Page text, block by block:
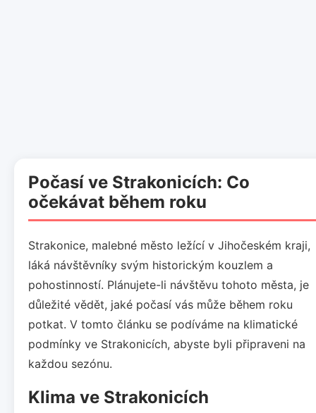
Počasí ve Strakonicích: Co
očekávat během roku
Strakonice, malebné město ležící v Jihočeském kraji,
láká návštěvníky svým historickým kouzlem a
pohostinností. Plánujete-li návštěvu tohoto města, je
důležité vědět, jaké počasí vás může během roku
potkat. V tomto článku se podíváme na klimatické
podmínky ve Strakonicích, abyste byli připraveni na
každou sezónu.
Klima ve Strakonicích